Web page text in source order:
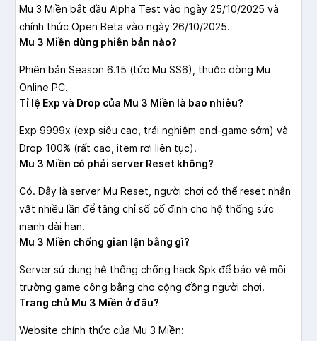
Mu 3 Miền bắt đầu Alpha Test vào ngày 25/10/2025 và
chính thức Open Beta vào ngày 26/10/2025.
Mu 3 Miền dùng phiên bản nào?
Phiên bản Season 6.15 (tức Mu SS6), thuộc dòng Mu
Online PC.
Tỉ lệ Exp và Drop của Mu 3 Miền là bao nhiêu?
Exp 9999x (exp siêu cao, trải nghiệm end-game sớm) và
Drop 100% (rất cao, item rơi liên tục).
Mu 3 Miền có phải server Reset không?
Có. Đây là server Mu Reset, người chơi có thể reset nhân
vật nhiều lần để tăng chỉ số cố định cho hệ thống sức
mạnh dài hạn.
Mu 3 Miền chống gian lận bằng gì?
Server sử dụng hệ thống chống hack Spk để bảo vệ môi
trường game công bằng cho cộng đồng người chơi.
Trang chủ Mu 3 Miền ở đâu?
Website chính thức của Mu 3 Miền: